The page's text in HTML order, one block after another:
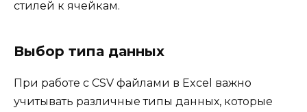
стилей к ячейкам.
Выбор типа данных
При работе с CSV файлами в Excel важно
учитывать различные типы данных, которые